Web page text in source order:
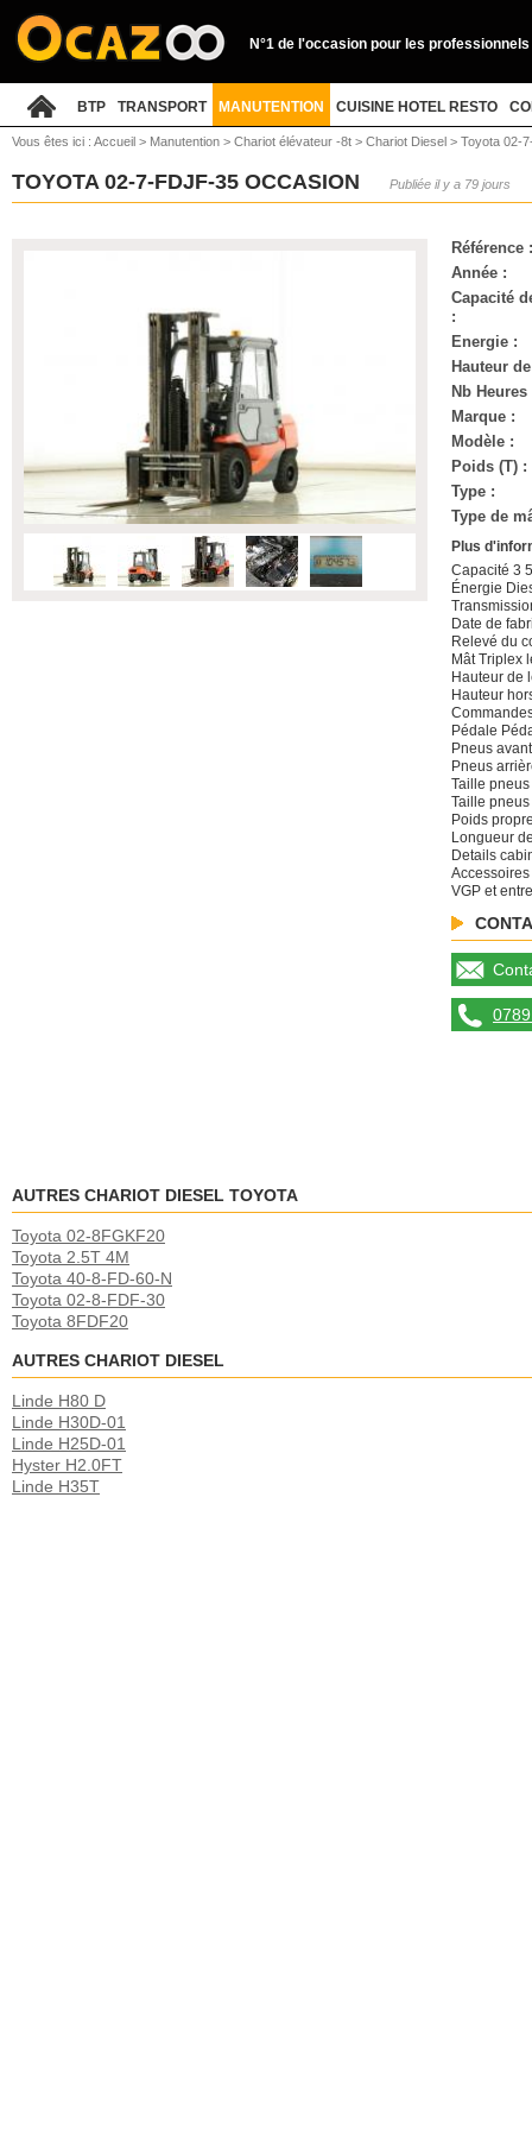
N°1 de l'occasion pour les professionnels
BTP TRANSPORT MANUTENTION CUISINE HOTEL RESTO
Vous êtes ici : Accueil > Manutention > Chariot élévateur -8t > Chariot Diesel > Toyota 02-
TOYOTA 02-7-FDJF-35 OCCASION Publiée il y a 79 jours
Référence :
Année :
Capacité
:
Energie :
Hauteur
Nb Heures
Marque :
Modèle :
Poids (T) :
Type :
Type de
Plus
Capacité 3
Énergie
Date de
Relevé du
Mât Triplex
Hauteur de
Hauteur
Pédale
Pneus
Pneus
Taille
Taille
Poids
Longueur
Details
VGP et
AUTRES CHARIOT DIESEL TOYOTA
Toyota 02-8FGKF20
Toyota 2.5T 4M
Toyota 40-8-FD-60-N
Toyota 02-8-FDF-30
Toyota 8FDF20
AUTRES CHARIOT DIESEL
Linde H80 D
Linde H30D-01
Linde H25D-01
Hyster H2.0FT
Linde H35T